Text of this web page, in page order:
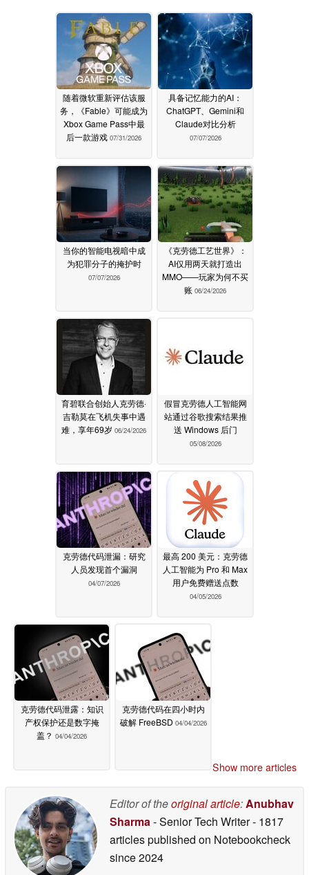
随着微软重新评估该服
务，《Fable》可能成为
Xbox Game Pass中最
后一款游戏 07/31/2026
具备记忆能力的AI：
ChatGPT、Gemini和
Claude对比分析
07/07/2026
当你的智能电视暗中成
为犯罪分子的掩护时
07/07/2026
《克劳德工艺世界》：
AI仅用两天就打造出
MMO——玩家为何不买
账 06/24/2026
育碧联合创始人克劳德·
吉勒莫在飞机失事中遇
难，享年69岁 06/24/2026
假冒克劳德人工智能网
站通过谷歌搜索结果推
送 Windows 后门
05/08/2026
克劳德代码泄漏：研究
人员发现首个漏洞
04/07/2026
最高 200 美元：克劳德
人工智能为 Pro 和 Max
用户免费赠送点数
04/05/2026
克劳德代码泄露：知识
产权保护还是数字掩
盖？ 04/04/2026
克劳德代码在四小时内
破解 FreeBSD 04/04/2026
Show more articles
Editor of theoriginal article:Anubhav
Sharma- Senior Tech Writer- 1817
articles published on Notebookcheck
since 2024